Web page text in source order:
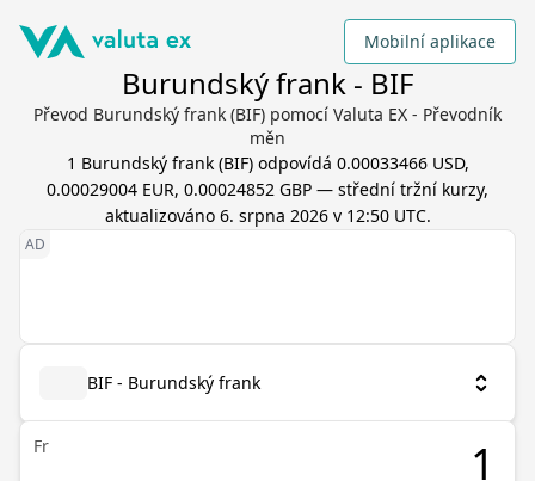
Mobilní aplikace
Burundský frank - BIF
Převod Burundský frank (BIF) pomocí Valuta EX - Převodník
měn
1 Burundský frank(BIF) odpovídá 0.00033466 USD,
0.00029004 EUR, 0.00024852 GBP — střední tržní kurzy,
aktualizováno 6. srpna 2026 v 12:50 UTC.
BIF - Burundský frank
Fr